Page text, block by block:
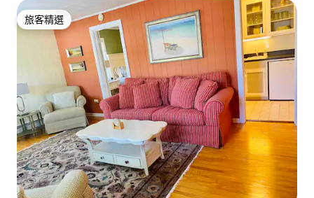
旅客精選
旅客精選